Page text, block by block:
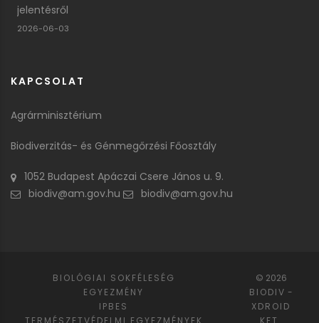
jelentésről
2026-06-03
KAPCSOLAT
Agrárminisztérium
Biodiverzitás- és Génmegőrzési Főosztály
1052 Budapest Apáczai Csere János u. 9.
biodiv@am.gov.hu
biodiv@am.gov.hu
BIOLÓGIAI SOKFÉLESÉG
EGYEZMÉNY
IPBES
TERMÉSZETVÉDELMI EGYEZMÉNYEK
© 2026
BIODIV -
XDROID
KFT.